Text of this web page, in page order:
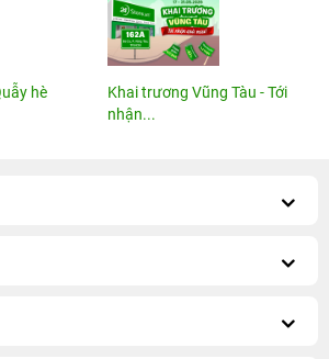
hè
Khai trương Vũng Tàu - Tới
nhận...